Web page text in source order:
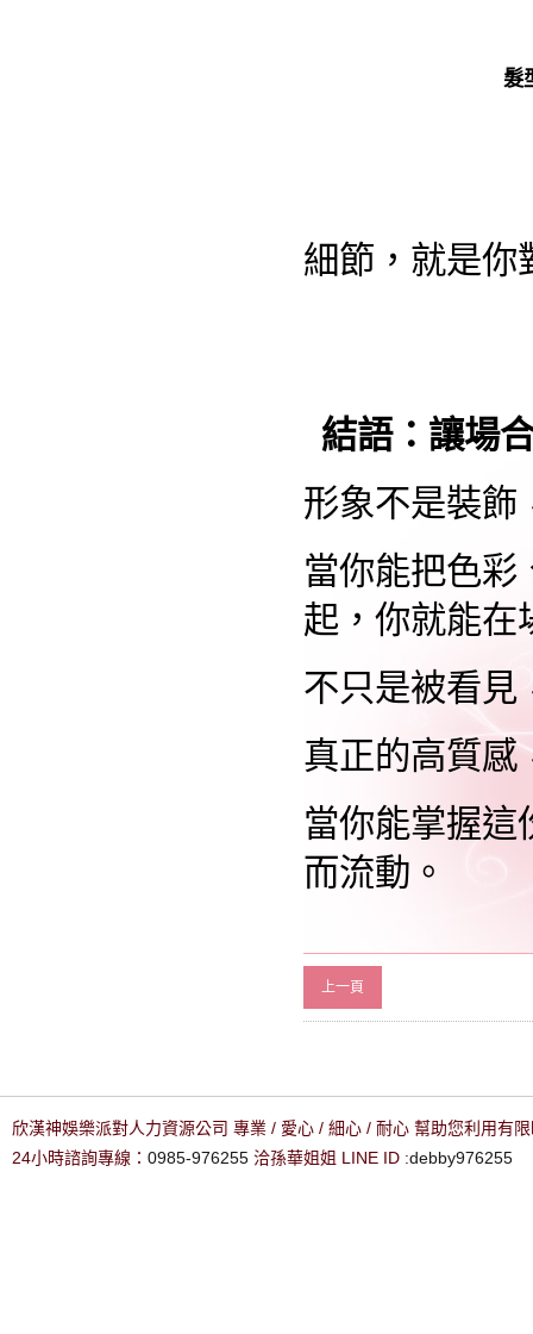
髮
細節，就是你
結語：讓場
形象不是裝飾
當你能把色彩
起，你就能在
不只是被看見
真正的高質感
當你能掌握這
而流動。
上一頁
欣漢神娛樂派對人力資源公司 專業 / 愛心 / 細心 / 耐心 幫助您利用有
24小時諮詢專線： 0985-976255 洽孫華姐姐 LINE ID :debby976255